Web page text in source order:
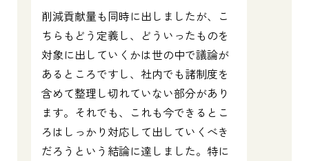
削減貢献量も同時に出しましたが、こ
ちらもどう定義し、どういったものを
対象に出していくかは世の中で議論が
あるところですし、社内でも諸制度を
含めて整理し切れていない部分があり
ます。それでも、これも今できるとこ
ろはしっかり対応して出していくべき
だろうという結論に達しました。特に